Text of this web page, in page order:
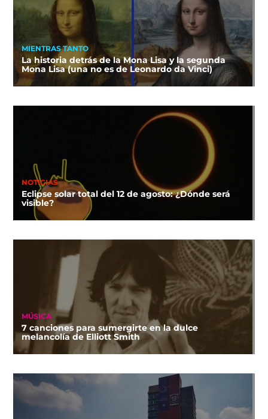
MIENTRAS TANTO
La historia detrás de la Mona Lisa y la segunda
Mona Lisa (una no es de Leonardo da Vinci)
NOTICIAS
Eclipse solar total del 12 de agosto: ¿Dónde será
visible?
MÚSICA
7 canciones para sumergirte en la dulce
melancolía de Elliott Smith